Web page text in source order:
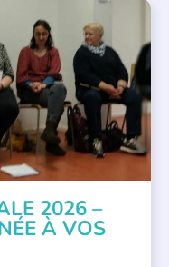
2026 –
À VOS